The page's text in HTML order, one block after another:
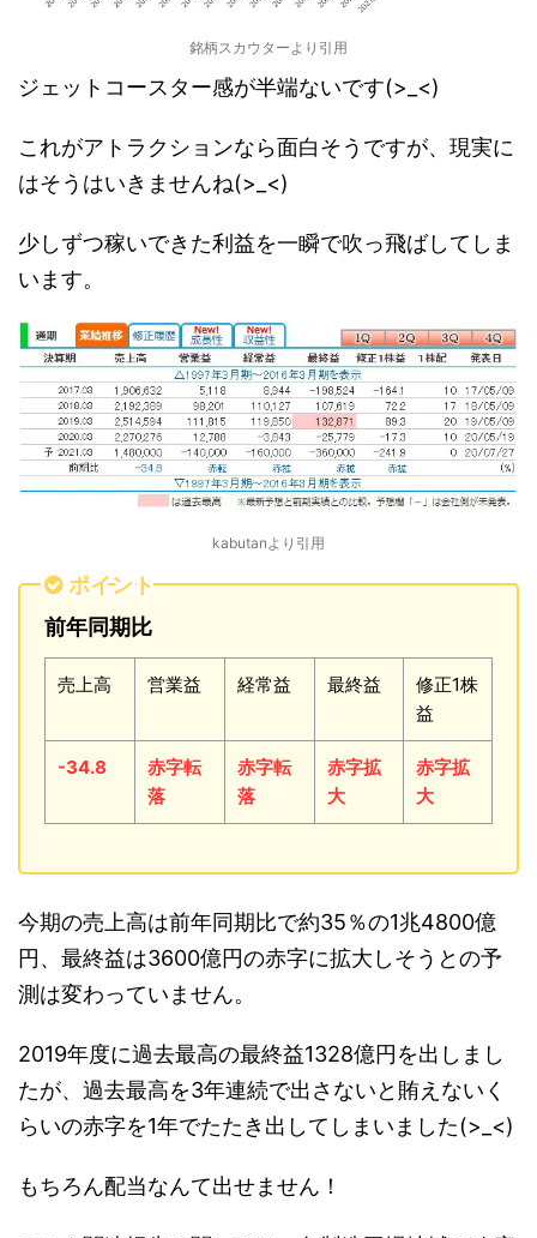
銘柄スカウターより引用
ジェットコースター感が半端ないです(>_<)
これがアトラクションなら面白そうですが、現実に
はそうはいきませんね(>_<)
少しずつ稼いできた利益を一瞬で吹っ飛ばしてしま
います。
kabutanより引用
ポイント
前年同期比
売上高 営業益 経常益 最終益
修正1株
益
-34.8
赤字転
落
赤字転
落
赤字拡
大
赤字拡
大
今期の売上高は前年同期比で約35％の1兆4800億
円、最終益は3600億円の赤字に拡大しそうとの予
測は変わっていません。
2019年度に過去最高の最終益1328億円を出しまし
たが、過去最高を3年連続で出さないと賄えないく
らいの赤字を1年でたたき出してしまいました(>_<)
もちろん配当なんて出せません！